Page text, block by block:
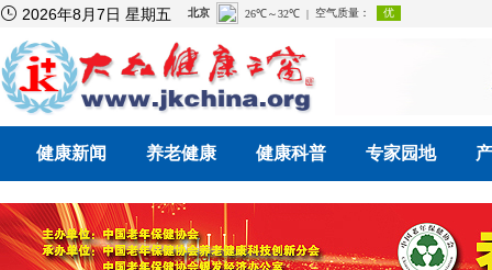
 2026年8月7日 星期五
健康新闻 养老健康 健康科普 专家园地